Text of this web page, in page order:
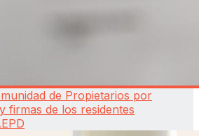
de Propietarios por
firmas de los residentes